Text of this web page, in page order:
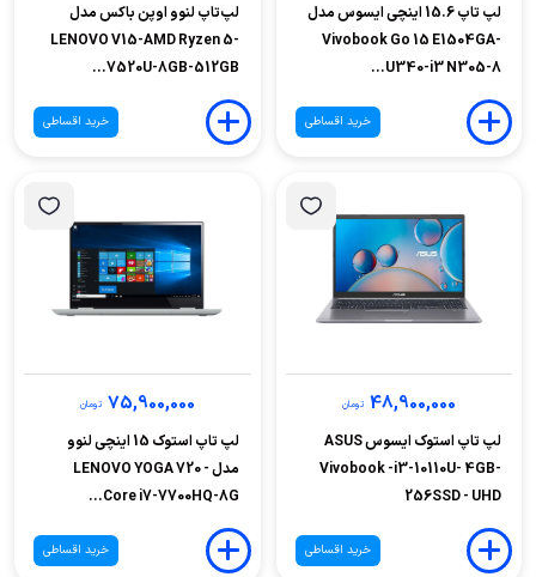
لپ تاپ 15.6 اینچی ایسوس مدل
Vivobook Go 15 E1504GA-
U340-i3 N305-8...
خرید اقساطی
لپ‌تاپ لنوو اوپن باکس مدل
LENOVO V15-AMD Ryzen 5-
7520U-8GB-512GB...
خرید اقساطی
48,900,000 تومان
لپ تاپ استوک ایسوس ASUS
Vivobook -i3-10110U- 4GB-
256SSD - UHD
خرید اقساطی
75,900,000 تومان
لپ تاپ استوک 15 اینچی لنوو
مدل LENOVO YOGA 720 -
Core i7-7700HQ-8G...
خرید اقساطی